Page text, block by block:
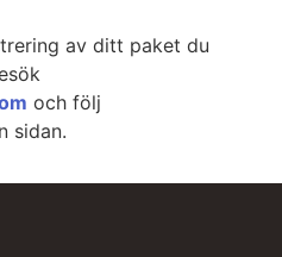
av ditt paket du
och följ
sidan.